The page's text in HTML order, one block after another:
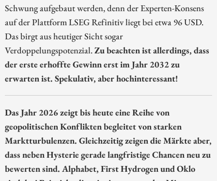
Schwung aufgebaut werden, denn der Experten-Konsens
auf der Plattform LSEG Refinitiv liegt bei etwa 96 USD.
Das birgt aus heutiger Sicht sogar
Verdoppelungspotenzial.Zu beachten ist allerdings, dass
der erste erhoffte Gewinn erst im Jahr 2032 zu
erwarten ist. Spekulativ, aber hochinteressant!
Das Jahr 2026 zeigt bis heute eine Reihe von
geopolitischen Konflikten begleitet von starken
Marktturbulenzen. Gleichzeitig zeigen die Märkte aber,
dass neben Hysterie gerade langfristige Chancen neu zu
bewerten sind. Alphabet, First Hydrogen und Oklo